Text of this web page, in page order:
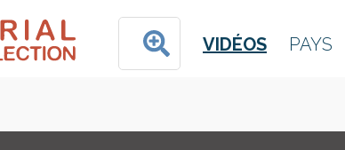
VIDÉOS PAYS